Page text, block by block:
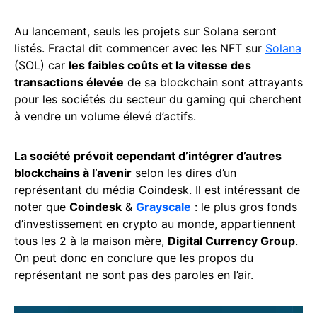
Au lancement, seuls les projets sur Solana seront
listés. Fractal dit commencer avec les NFT sur Solana
(SOL) car les faibles coûts et la vitesse des
transactions élevée de sa blockchain sont attrayants
pour les sociétés du secteur du gaming qui cherchent
à vendre un volume élevé d’actifs.
La société prévoit cependant d’intégrer d’autres
blockchains à l’avenir selon les dires d’un
représentant du média Coindesk. Il est intéressant de
noter que Coindesk & Grayscale : le plus gros fonds
d’investissement en crypto au monde, appartiennent
tous les 2 à la maison mère, Digital Currency Group.
On peut donc en conclure que les propos du
représentant ne sont pas des paroles en l’air.